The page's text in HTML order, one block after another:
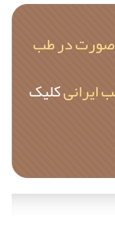
در طب
ایرانیکلیک